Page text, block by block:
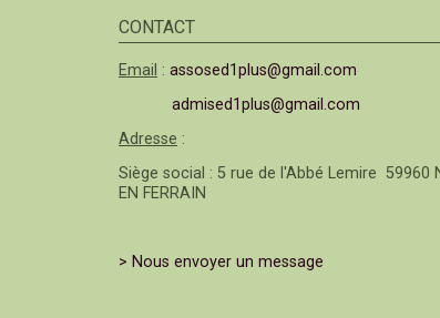
CONTACT
Email : assosed1plus@gmail.com
admised1plus@gmail.com
Adresse :
Siège social : 5 rue de l'Abbé Lemire 59960
EN FERRAIN
> Nous envoyer un message